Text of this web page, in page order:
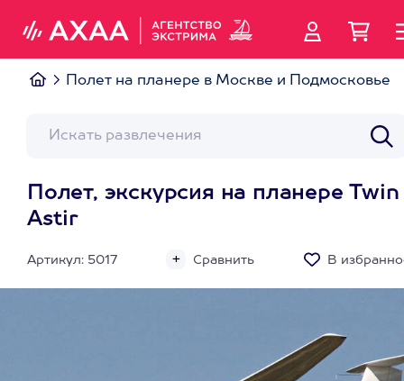
Полет на планере в Москве и Подмосковье
Полет, экскурсия на планере Twin
Astir
Артикул: 5017 Сравнить В